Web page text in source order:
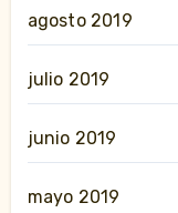
agosto 2019
julio 2019
junio 2019
mayo 2019